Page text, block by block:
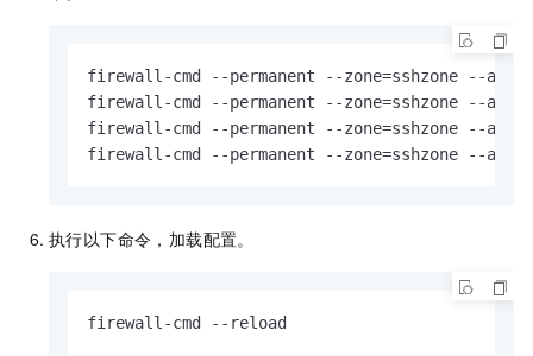
firewall-cmd --permanent --zone=sshzone --add-
firewall-cmd --permanent --zone=sshzone --add-
firewall-cmd --permanent --zone=sshzone --add-
firewall-cmd --permanent --zone=sshzone --add-
执行以下命令，加载配置。
firewall-cmd --reload